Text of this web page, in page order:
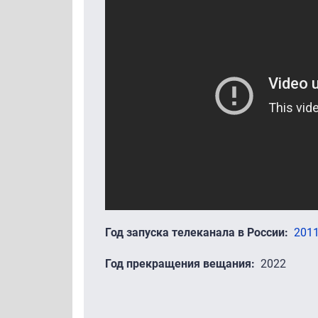
Год запуска телеканала в России
Год прекращения вещания 2022